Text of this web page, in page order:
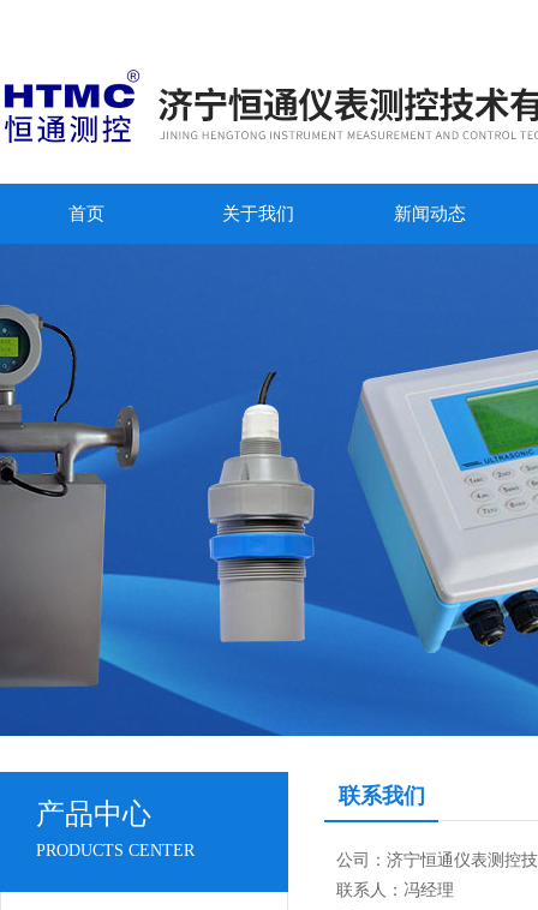
首页 关于我们 新闻动态
产品中心
PRODUCTS CENTER
联系我们
公司：济宁恒通仪表测控
联系人：冯经理